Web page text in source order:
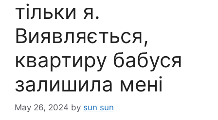
тільки я.
Виявляється,
квартиру бабуся
залишила мені
May 26, 2024 by sun sun